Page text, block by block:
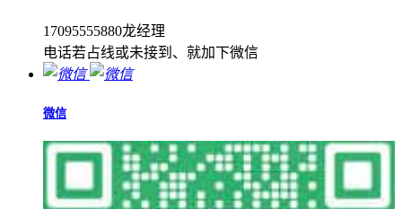
17095555880龙经理
电话若占线或未接到、就加下微信
微信